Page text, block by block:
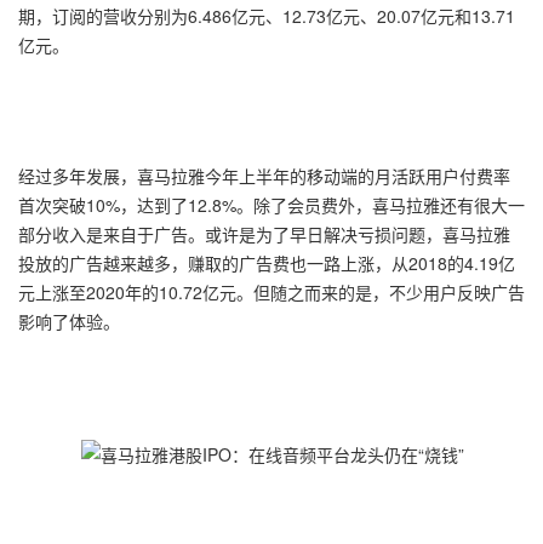
期，订阅的营收分别为6.486亿元、12.73亿元、20.07亿元和13.71
亿元。
经过多年发展，喜马拉雅今年上半年的移动端的月活跃用户付费率
首次突破10%，达到了12.8%。除了会员费外，喜马拉雅还有很大一
部分收入是来自于广告。或许是为了早日解决亏损问题，喜马拉雅
投放的广告越来越多，赚取的广告费也一路上涨，从2018的4.19亿
元上涨至2020年的10.72亿元。但随之而来的是，不少用户反映广告
影响了体验。